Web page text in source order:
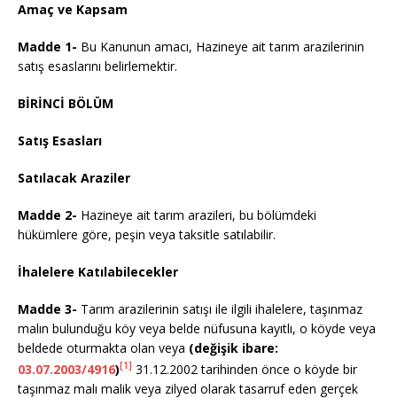
Amaç ve Kapsam
Madde 1- Bu Kanunun amacı, Hazineye ait tarım arazilerinin
satış esaslarını belirlemektir.
BİRİNCİ BÖLÜM
Satış Esasları
Satılacak Araziler
Madde 2- Hazineye ait tarım arazileri, bu bölümdeki
hükümlere göre, peşin veya taksitle satılabilir.
İhalelere Katılabilecekler
Madde 3- Tarım arazilerinin satışı ile ilgili ihalelere, taşınmaz
malın bulunduğu köy veya belde nüfusuna kayıtlı, o köyde veya
beldede oturmakta olan veya (değişik ibare:
03.07.2003/4916)[1] 31.12.2002 tarihinden önce o köyde bir
taşınmaz malı malik veya zilyed olarak tasarruf eden gerçek